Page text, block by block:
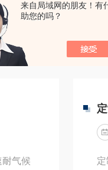
来自局域网的朋友！有
助您的吗？
气候